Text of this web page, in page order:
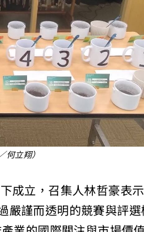
何立翔）
成立，召集人林哲豪表
謹而透明的競賽與評